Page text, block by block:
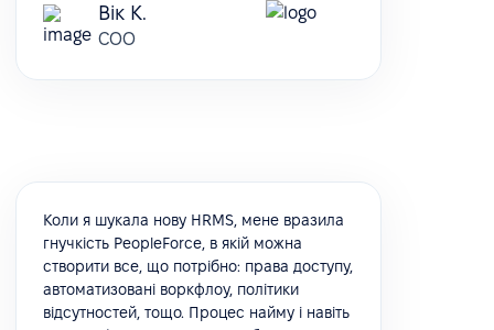
Вік К.
COO
Коли я шукала нову HRMS, мене вразила
гнучкість PeopleForce, в якій можна
створити все, що потрібно: права доступу,
автоматизовані воркфлоу, політики
відсутностей, тощо. Процес найму і навіть